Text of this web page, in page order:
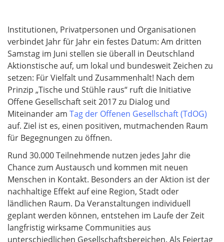
Institutionen, Privatpersonen und Organisationen
verbindet Jahr für Jahr ein festes Datum: Am dritten
Samstag im Juni stellen sie überall in Deutschland
Aktionstische auf, um lokal und bundesweit Zeichen zu
setzen: Für Vielfalt und Zusammenhalt! Nach dem
Prinzip „Tische und Stühle raus“ ruft die Initiative
Offene Gesellschaft seit 2017 zu Dialog und
Miteinander am Tag der Offenen Gesellschaft (TdOG)
auf. Ziel ist es, einen positiven, mutmachenden Raum
für Begegnungen zu öffnen.
Rund 30.000 Teilnehmende nutzen jedes Jahr die
Chance zum Austausch und kommen mit neuen
Menschen in Kontakt. Besonders an der Aktion ist der
nachhaltige Effekt auf eine Region, Stadt oder
ländlichen Raum. Da Veranstaltungen individuell
geplant werden können, entstehen im Laufe der Zeit
langfristig wirksame Communities aus
unterschiedlichen Gesellschaftsbereichen. Als Feiertag